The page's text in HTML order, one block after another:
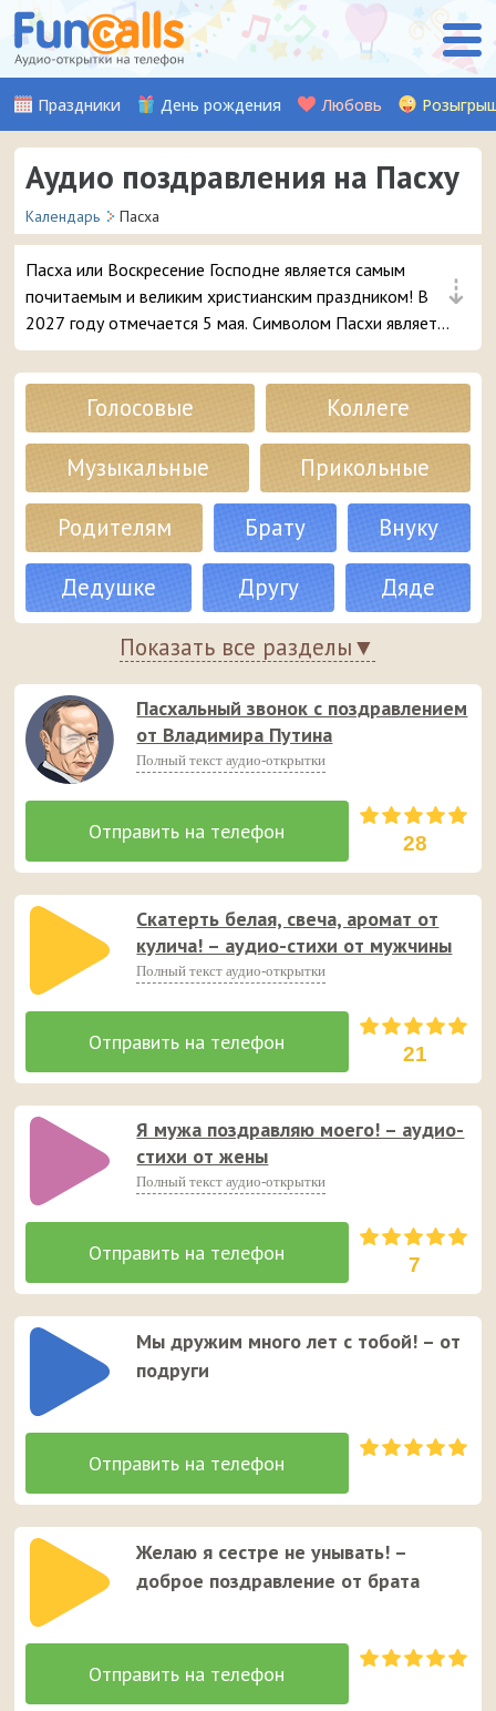
Праздники День рождения Любовь
Аудио поздравления на Пасху
Календарь Пасха
⇣
Пасха или Воскресение Господне является самым
почитаемым и великим христианским праздником! В
2027 году отмечается 5 мая. Символом Пасхи является
Благодатный огонь, полученный из Гроба Господня,
который разносится потом по всему миру. На
праздничном столе обязательно должны быть куличи
и раскрашенные яйца. А мы записали множество
красивых аудио открыток с поздравлениями, которые
можно отправить на смартфон в виде входящего
звонка.
Голосовые
Коллеге
Музыкальные
Прикольные
Родителям
Брату
Внуку
Дедушке
Другу
Дяде
Крестнику
Крёстному
Любимому
Мужу
Папе
Племяннику
Сыну
Внучке
Дочери
Жене
Маме
Невестке
Племяннице
Подруге
Свекрови
Тёте
Тёще
Показать все разделы▼
Пасхальный звонок с поздравлением
от Владимира Путина
Полный текст аудио-открытки
28
Скатерть белая, свеча, аромат от
кулича! – аудио-стихи от мужчины
Полный текст аудио-открытки
21
Я мужа поздравляю моего! – аудио-
стихи от жены
Полный текст аудио-открытки
7
Мы дружим много лет с тобой! – от
подруги
Желаю я сестре не унывать! –
доброе поздравление от брата